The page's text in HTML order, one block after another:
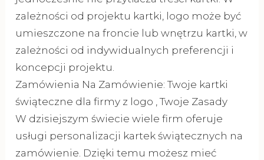
zależności od projektu kartki, logo może być
umieszczone na froncie lub wnętrzu kartki, w
zależności od indywidualnych preferencji i
koncepcji projektu.
Zamówienia Na Zamówienie: Twoje kartki
świąteczne dla firmy z logo , Twoje Zasady
W dzisiejszym świecie wiele firm oferuje
usługi personalizacji kartek świątecznych na
zamówienie. Dzięki temu możesz mieć